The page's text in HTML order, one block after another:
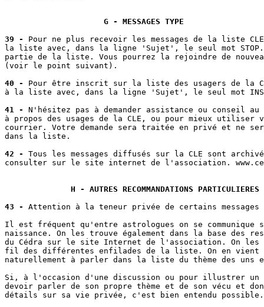
G - MESSAGES TYPE
39 -
Pour ne plus recevoir les messages de la liste
la liste avec, dans la ligne 'Sujet', le seul mot STOP.
partie de la liste. Vous pourrez la rejoindre de
(voir le point suivant).
40 -
Pour être inscrit sur la liste des usagers de la
à la liste avec, dans la ligne 'Sujet', le seul mot
41 -
N'hésitez pas à demander assistance ou conseil au
à propos des usages de la CLE, ou pour mieux
courrier. Votre demande sera traitée en privé et ne
dans la liste.
42 -
Tous les messages diffusés sur la CLE sont
consulter sur le site internet de l'association.
H - AUTRES RECOMMANDATIONS PARTICULIERES
43 -
Attention à la teneur privée de certains
Il est fréquent qu'entre astrologues on se communique
naissance. On les trouve également dans la base des
du Cédra sur le site Internet de l'association. On les
fil des différentes enfilades de la liste. On en vient
naturellement à parler dans la liste du thème des uns
Si, à l'occasion d'une discussion ou pour illustrer un
devoir parler de son propre thème et de son vécu et
détails sur sa vie privée, c'est bien entendu possible.